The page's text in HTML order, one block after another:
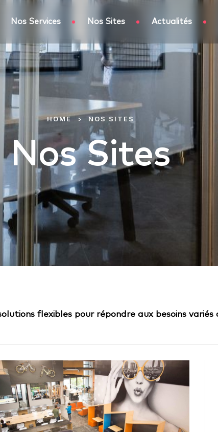
Nos Services Nos Sites Actualités
HOME > NOS SITES
Nos Sites
flexibles pour répondre aux besoins variés